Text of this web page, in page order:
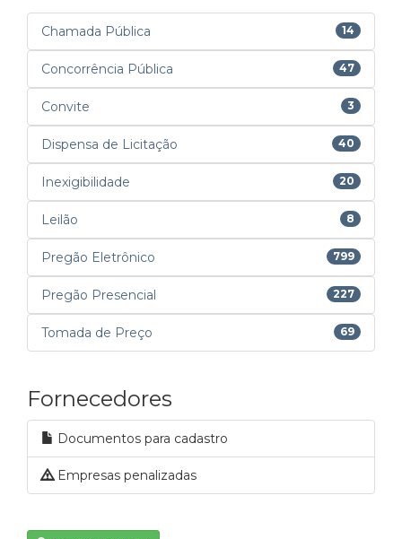
Chamada Pública 14
Concorrência Pública 47
Convite 3
Dispensa de Licitação 40
Inexigibilidade 20
Leilão 8
Pregão Eletrônico 799
Pregão Presencial 227
Tomada de Preço 69
Fornecedores
Documentos para cadastro
Empresas penalizadas